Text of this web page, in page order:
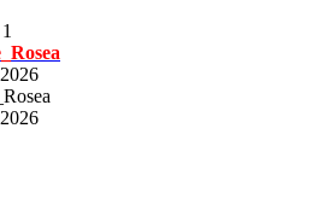
1